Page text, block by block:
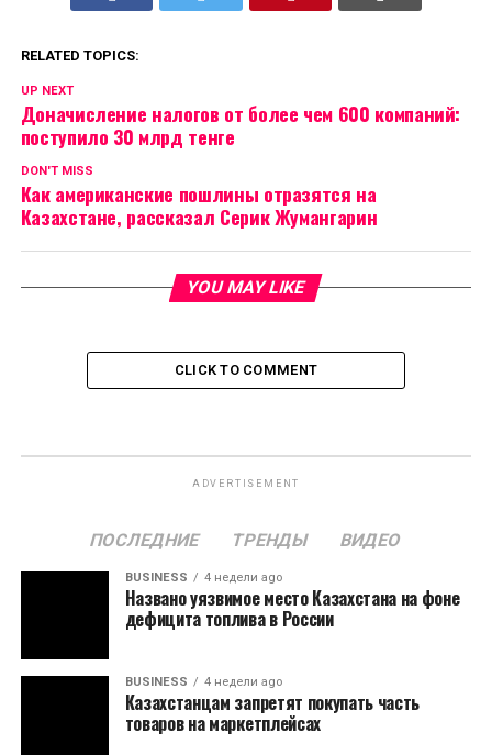
RELATED TOPICS:
UP NEXT
Доначисление налогов от более чем 600 компаний:
поступило 30 млрд тенге
DON'T MISS
Как американские пошлины отразятся на
Казахстане, рассказал Серик Жумангарин
YOU MAY LIKE
CLICK TO COMMENT
ADVERTISEMENT
ПОСЛЕДНИЕ ТРЕНДЫ ВИДЕО
BUSINESS 4 недели ago
Названо уязвимое место Казахстана на фоне
дефицита топлива в России
BUSINESS 4 недели ago
Казахстанцам запретят покупать часть
товаров на маркетплейсах